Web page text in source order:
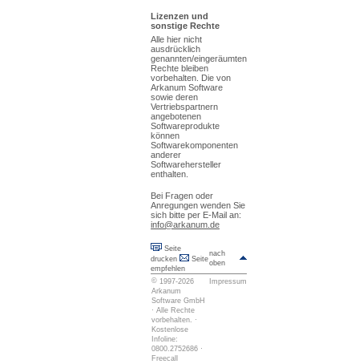
Lizenzen und
sonstige Rechte
Alle hier nicht
ausdrücklich
genannten/eingeräumten
Rechte bleiben
vorbehalten. Die von
Arkanum Software
sowie deren
Vertriebspartnern
angebotenen
Softwareprodukte
können
Softwarekomponenten
anderer
Softwarehersteller
enthalten.
Bei Fragen oder
Anregungen wenden Sie
sich bitte per E-Mail an:
info@arkanum.de
Seite
drucken
Seite
empfehlen
nach
oben
© 1997-2026
Arkanum
Software GmbH
· Alle Rechte
vorbehalten. ·
Kostenlose
Infoline:
0800.2752686 ·
Freecall
Impressum